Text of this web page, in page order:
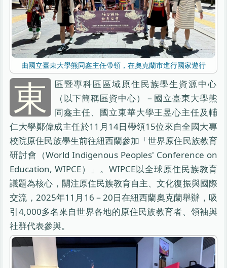
由國立臺東大學熊同鑫主任帶領，在奧克蘭市進行國家遊行
東
區暨專科區區域原住民族學生資源中心
（以下簡稱區資中心）－國立臺東大學熊
同鑫主任、國立東華大學王昱心主任及輔
仁大學鄭偉成主任於11月14日帶領15位來自全國大專
校院原住民族學生前往紐西蘭參加「世界原住民族教育
研討會（World Indigenous Peoples' Conference on
Education, WIPCE）」。WIPCE以全球原住民族教育
議題為核心，關注原住民族教育自主、文化復振與國際
交流，2025年11月16－20日在紐西蘭奧克蘭舉辦，吸
引4,000多名來自世界各地的原住民族教育者、領袖與
社群代表參與。